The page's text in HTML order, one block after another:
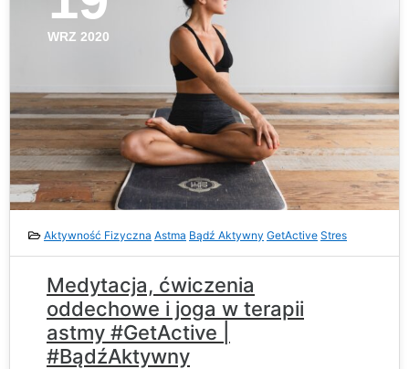
WRZ 2020
Aktywność Fizyczna Astma Bądź Aktywny GetActive Stres
Medytacja, ćwiczenia
oddechowe i joga w terapii
astmy #GetActive |
#BądźAktywny